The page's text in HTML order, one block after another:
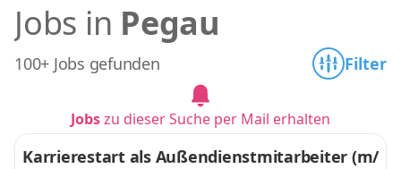
Jobs in Pegau
100+ Jobs gefunden Filter
Jobszu dieser Suche per Mail erhalten
Karrierestart als Außendienstmitarbeiter (m/